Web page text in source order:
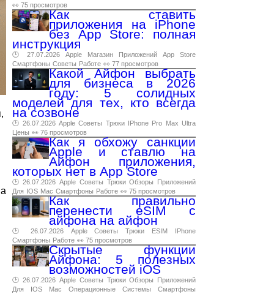
,
👀 75 просмотров
Как ставить
приложения на iPhone
без App Store: полная
инструкция
🕑 27.07.2026 Apple Магазин Приложений App
Store
Смартфоны Советы Работе 👀 77 просмотров
Какой Айфон выбрать
для бизнеса в 2026
году: 5 солидных
моделей для тех, кто всегда
на созвоне
🕑 26.07.2026 Apple Советы Трюки IPhone Pro Max Ultra
Цены 👀 76 просмотров
Как я обхожу санкции
Apple и ставлю на
Айфон приложения,
которых нет в App Store
🕑 26.07.2026 Apple Советы Трюки Обзоры
Приложений
Для IOS Mac Смартфоны Работе 👀 75 просмотров
Как правильно
перенести eSIM с
айфона на айфон
🕑 26.07.2026 Apple Советы Трюки ESIM
IPhone
Смартфоны Работе 👀 75 просмотров
Скрытые функции
Айфона: 5 полезных
возможностей iOS
🕑 26.07.2026 Apple Советы Трюки Обзоры
Приложений
Для
IOS Mac Операционные Системы
Смартфоны